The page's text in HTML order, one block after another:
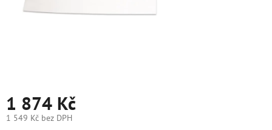
1 874 Kč
1 549 Kč bez DPH